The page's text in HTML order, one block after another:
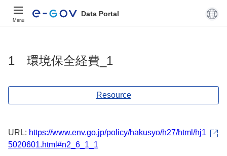
Menu
Data Portal
1 環境保全経費_1
Resource
URL: https://www.env.go.jp/policy/hakusyo/h27/html/hj1
5020601.html#n2_6_1_1